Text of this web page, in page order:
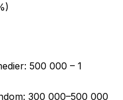
500 000 – 1
300 000–500 000